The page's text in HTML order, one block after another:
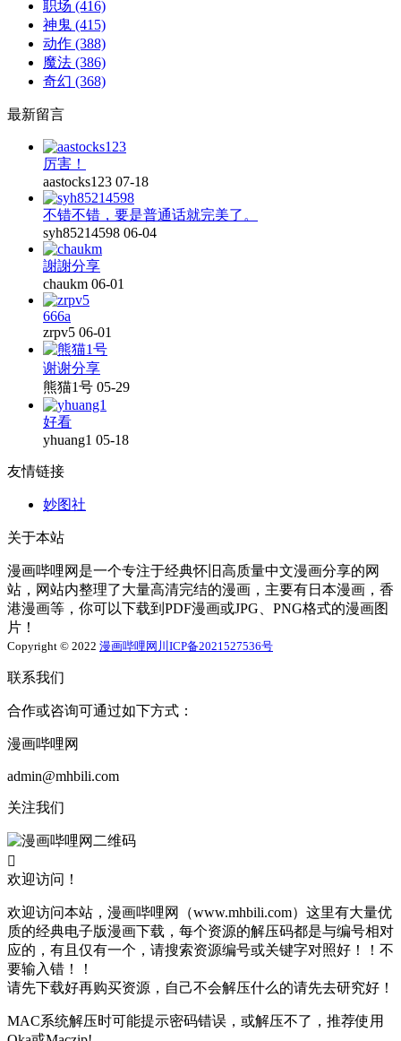
职场 (416)
神鬼 (415)
动作 (388)
魔法 (386)
奇幻 (368)
最新留言
厉害！
aastocks123 07-18
不错不错，要是普通话就完美了。
syh85214598 06-04
謝謝分享
chaukm 06-01
666a
zrpv5 06-01
谢谢分享
熊猫1号 05-29
好看
yhuang1 05-18
友情链接
妙图社
关于本站
漫画哔哩网是一个专注于经典怀旧高质量中文漫画分享的网
站，网站内整理了大量高清完结的漫画，主要有日本漫画，香
港漫画等，你可以下载到PDF漫画或JPG、PNG格式的漫画图
片！
Copyright © 2022 漫画哔哩网 川ICP备2021527536号
联系我们
合作或咨询可通过如下方式：
漫画哔哩网
admin@mhbili.com
关注我们

欢迎访问！
欢迎访问本站，漫画哔哩网（www.mhbili.com）这里有大量优
质的经典电子版漫画下载，每个资源的解压码都是与编号相对
应的，有且仅有一个，请搜索资源编号或关键字对照好！！不
要输入错！！
请先下载好再购买资源，自己不会解压什么的请先去研究好！
MAC系统解压时可能提示密码错误，或解压不了，推荐使用